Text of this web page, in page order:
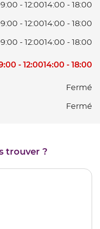
à
- 12:0014:00 - 18:00
- 12:0014:00 - 18:00
- 12:0014:00 - 18:00
- 12:0014:00 - 18:00
Fermé
Fermé
trouver ?